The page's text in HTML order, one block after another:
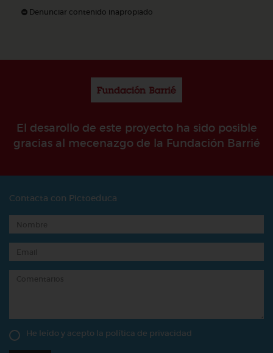
Denunciar contenido inapropiado
El desarollo de este proyecto ha sido posible
gracias al mecenazgo de la Fundación Barrié
Contacta con Pictoeduca
He leído y acepto la política de privacidad